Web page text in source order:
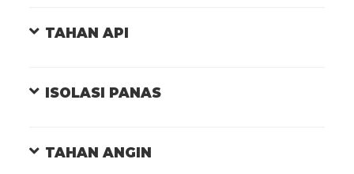
TAHAN API
ISOLASI PANAS
TAHAN ANGIN